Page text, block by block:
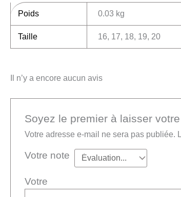
Poids 0.03 kg
Taille 16, 17, 18, 19, 20
Il n’y a encore aucun avis
Soyez le premier à laisser
Votre adresse e-mail ne sera pas publiée.
Votre note